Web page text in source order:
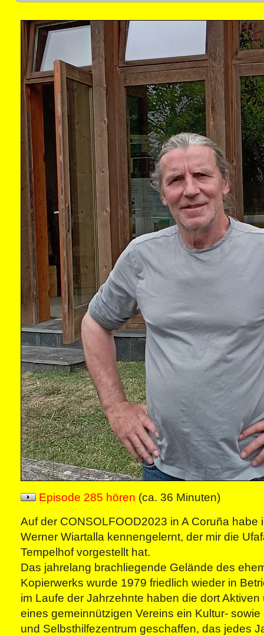
Episode 285 hören (ca. 36 Minuten)
Auf der CONSOLFOOD2023 in A Coruña habe
Werner Wiartalla kennengelernt, der mir die
Tempelhof vorgestellt hat.
Das jahrelang brachliegende Gelände des
Kopierwerks wurde 1979 friedlich wieder in
im Laufe der Jahrzehnte haben die dort
eines gemeinnützigen Vereins ein Kultur-
und Selbsthilfezentrum geschaffen, das jedes